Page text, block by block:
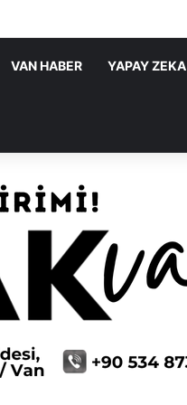
VAN HABER YAPAY ZEKA